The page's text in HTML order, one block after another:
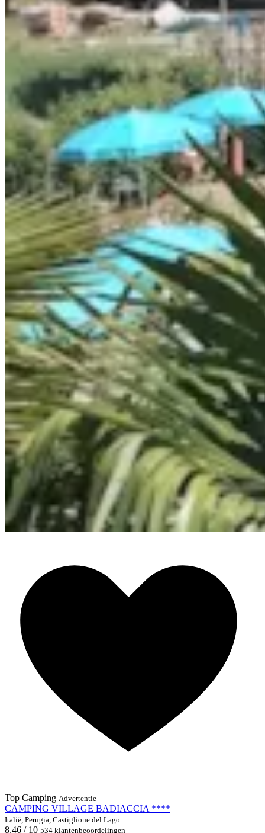
Top Camping Advertentie
CAMPING VILLAGE BADIACCIA ****
Italië, Perugia, Castiglione del Lago
8,46 / 10 534 klantenbeoordelingen